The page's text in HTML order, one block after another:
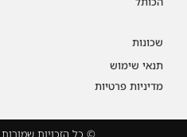
שכונות
תנאי שימוש
מדיניות פרטיות
© כל הזכויות